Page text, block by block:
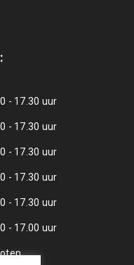
- 17.30 uur
- 17.30 uur
- 17.30 uur
- 17.30 uur
- 17.30 uur
- 17.00 uur